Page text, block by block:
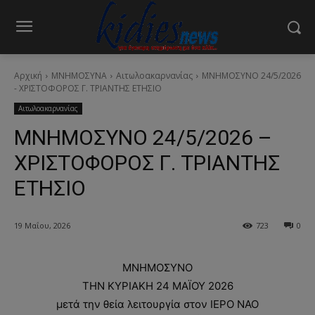
Αρχική ΜΝΗΜΟΣΥΝΑ Αιτωλοακαρνανίας
ΜΝΗΜΟΣΥΝΟ 24/5/2026
- ΧΡΙΣΤΟΦΟΡΟΣ Γ. ΤΡΙΑΝΤΗΣ ΕΤΗΣΙΟ
Αιτωλοακαρνανίας
ΜΝΗΜΟΣΥΝΟ 24/5/2026 –
ΧΡΙΣΤΟΦΟΡΟΣ Γ. ΤΡΙΑΝΤΗΣ
ΕΤΗΣΙΟ
19 Μαΐου, 2026 0
723
ΜΝΗΜΟΣΥΝΟ
ΤΗΝ ΚΥΡΙΑΚΗ 24 ΜΑΪΟΥ 2026
μετά την θεία λειτουργία στον ΙΕΡΟ ΝΑΟ